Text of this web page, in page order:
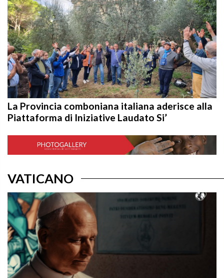
La Provincia comboniana italiana aderisce alla
Piattaforma di Iniziative Laudato Si’